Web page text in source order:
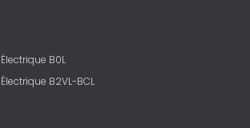
B0L
B2VL-BCL